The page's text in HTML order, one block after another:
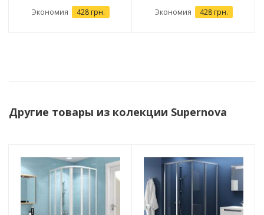
Экономия 428 грн. Экономия 428 грн.
Другие товары из колекции Supernova